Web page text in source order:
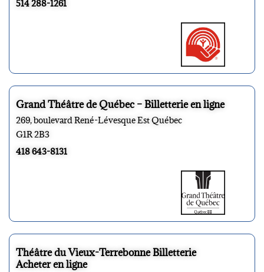
514 288-1261
Grand Théâtre de Québec – Billetterie en ligne
269, boulevard René-Lévesque Est Québec
G1R 2B3
418 643-8131
Théâtre du Vieux-Terrebonne Billetterie
Acheter en ligne